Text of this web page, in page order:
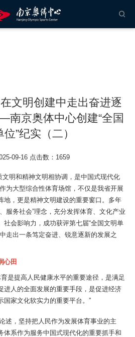
文明创建中走出奋进逐
京奥体中心创建“全国
”纪实（二）
09-16 点击数：1659
明和精神文明相协调，是中国式现代化
为大型综合性体育场馆，不仅是我省开展
地，更是精神文明建设的重要窗口。多年
服务社会”理念，充分发挥体育、文化产业
社会影响力，成功获评第七届“全国文明单
走出一条笃定奋进、锐意逐新的发展之
心田
是提高人民健康水平的重要途径，是满足
进人的全面发展的重要手段，是促进经济
国家文化软实力的重要平台。”
述，坚持把人民作为发展体育事业的主
体系作为服务中国式现代化的重要抓手和